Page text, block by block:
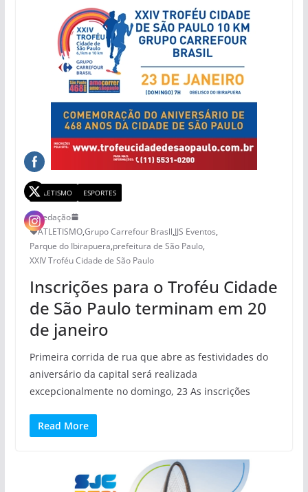
ATLETISMO ESPORTES
Redação
ATLETISMO,Grupo Carrefour Brasll,JJS Eventos,
Parque do Ibirapuera,prefeitura de São Paulo,
XXIV Troféu Cidade de São Paulo
Inscrições para o Troféu Cidade
de São Paulo terminam em 20
de janeiro
Primeira corrida de rua que abre as festividades do
aniversário da capital será realizada
excepcionalmente no domingo, 23 As inscrições
Read More